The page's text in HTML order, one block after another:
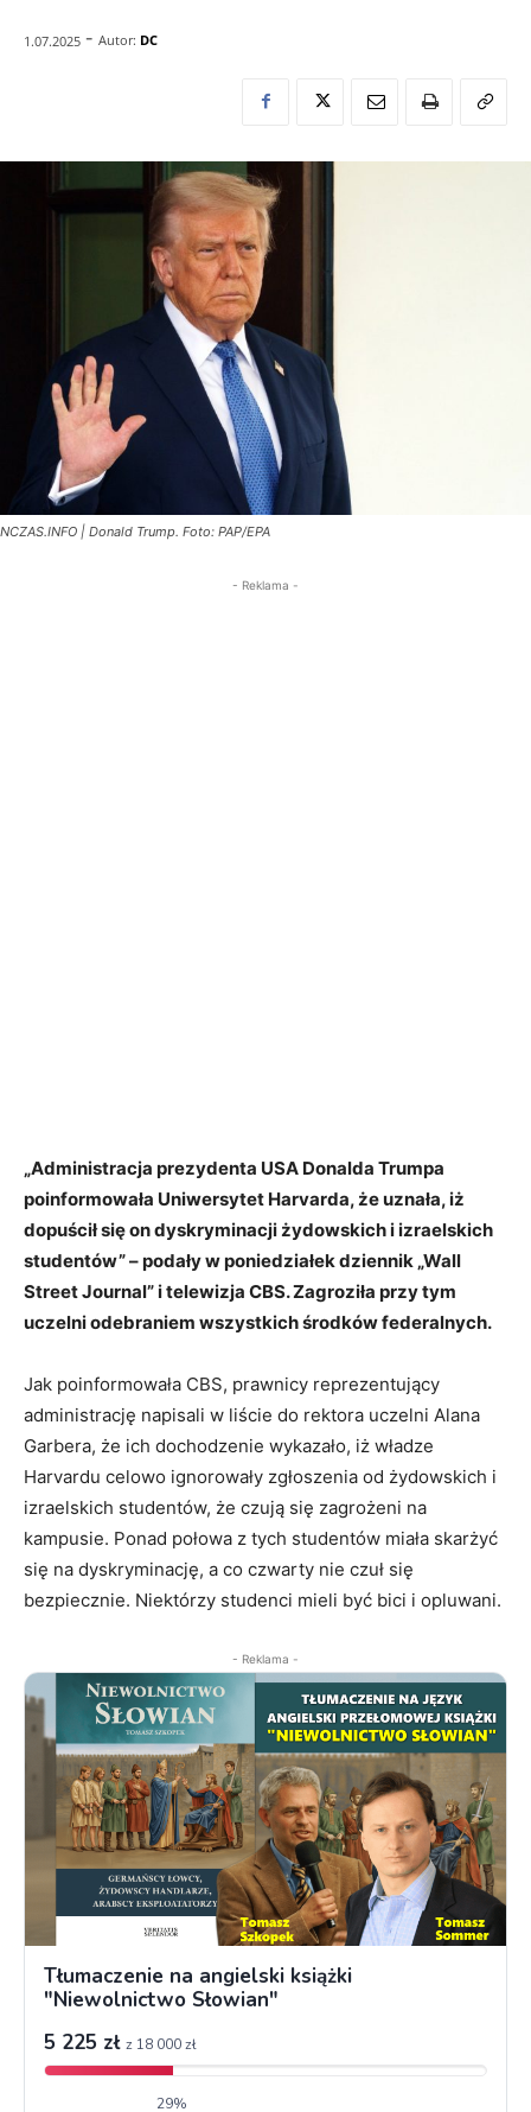
1.07.2025 - Autor: DC
NCZAS.INFO | Donald Trump. Foto: PAP/EPA
- Reklama -
„Administracja prezydenta USA Donalda Trumpa
poinformowała Uniwersytet Harvarda, że uznała, iż
dopuścił się on dyskryminacji żydowskich i izraelskich
studentów” – podały w poniedziałek dziennik „Wall
Street Journal” i telewizja CBS. Zagroziła przy tym
uczelni odebraniem wszystkich środków federalnych.
Jak poinformowała CBS, prawnicy reprezentujący
administrację napisali w liście do rektora uczelni Alana
Garbera, że ich dochodzenie wykazało, iż władze
Harvardu celowo ignorowały zgłoszenia od żydowskich i
izraelskich studentów, że czują się zagrożeni na
kampusie. Ponad połowa z tych studentów miała skarżyć
się na dyskryminację, a co czwarty nie czuł się
bezpiecznie. Niektórzy studenci mieli być bici i opluwani.
- Reklama -